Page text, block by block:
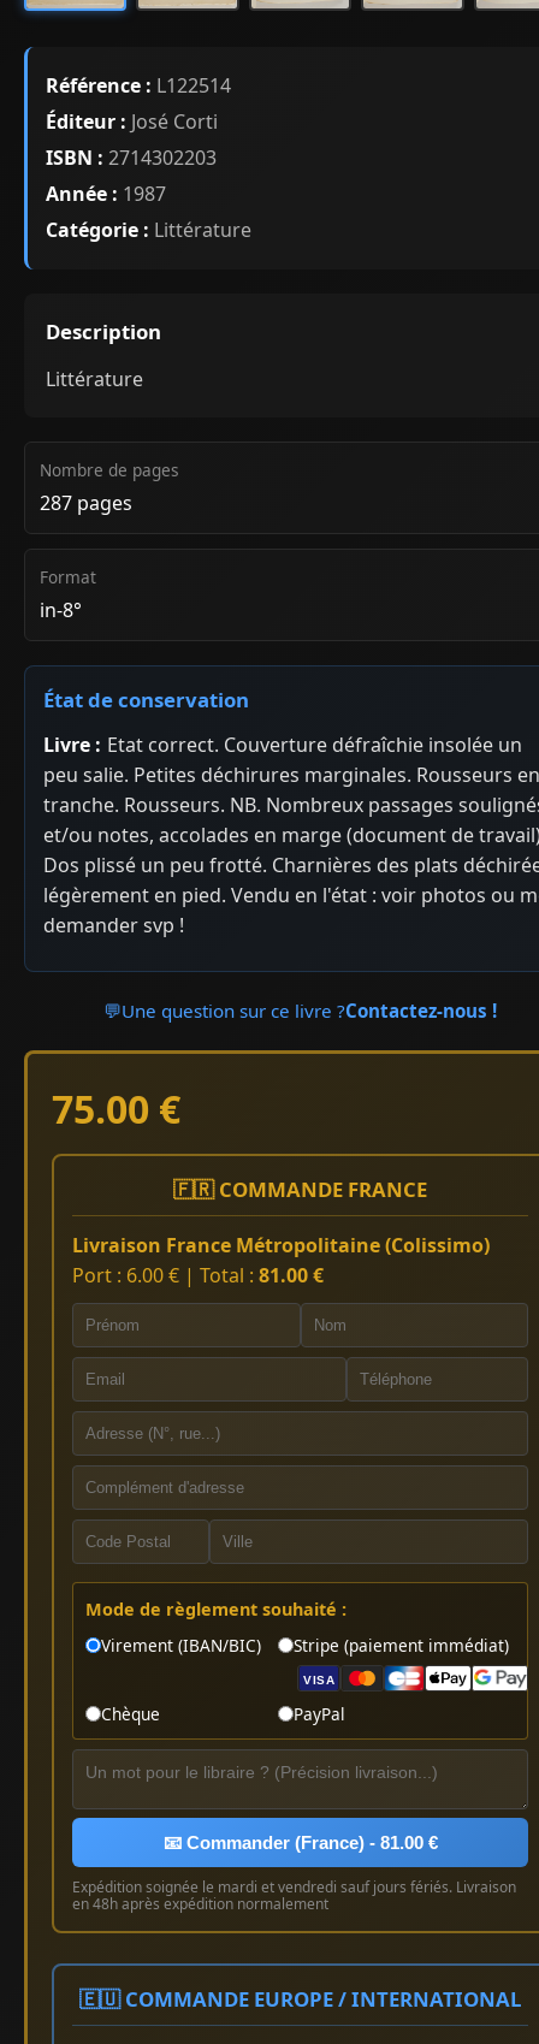
Référence : L122514
Éditeur : José Corti
ISBN : 2714302203
Année : 1987
Catégorie : Littérature
Description
Littérature
Nombre de pages
287 pages
Format
in-8°
État de conservation
Livre : Etat correct. Couverture défraîchie insolée un
peu salie. Petites déchirures marginales. Rousseurs en
tranche. Rousseurs. NB. Nombreux passages
et/ou notes, accolades en marge (document de
Dos plissé un peu frotté. Charnières des plats
légèrement en pied. Vendu en l'état : voir photos ou
demander svp !
💬Une question sur ce livre ?Contactez-nous !
75.00 €
🇫🇷 COMMANDE FRANCE
Livraison France Métropolitaine (Colissimo)
Port : 6.00 € | Total : 81.00 €
Mode de règlement souhaité :
Virement (IBAN/BIC)
Stripe (paiement immédiat)
VISA
Chèque PayPal
📧 Commander (France) - 81.00 €
Expédition soignée le mardi et vendredi sauf jours fériés. Livraison
en 48h après expédition normalement
🇪🇺 COMMANDE EUROPE / INTERNATIONAL